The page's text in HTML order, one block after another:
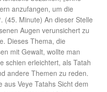
anzufangen, um die
(45. Minute) An dieser Stelle
Augen verunsichert zu
Dieses Thema, die
mit Gewalt, wollte man
schien erleichtert, als Tatah
andere Themen zu reden.
aus Veye Tatahs Sicht dem